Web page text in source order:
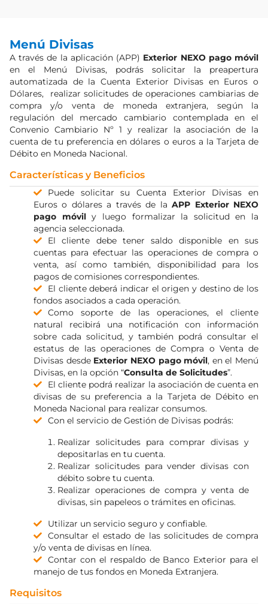
Menú Divisas
A través de la aplicación (APP) Exterior NEXO pago móvil
en el Menú Divisas, podrás solicitar la preapertura
automatizada de la Cuenta Exterior Divisas en Euros o
Dólares, realizar solicitudes de operaciones cambiarias de
compra y/o venta de moneda extranjera, según la
regulación del mercado cambiario contemplada en el
Convenio Cambiario Nº 1 y realizar la asociación de la
cuenta de tu preferencia en dólares o euros a la Tarjeta de
Débito en Moneda Nacional.
Características y Beneficios
Puede solicitar su Cuenta Exterior Divisas en
Euros o dólares a través de laAPP Exterior NEXO
pago móvily luego formalizar la solicitud en la
agencia seleccionada.
El cliente debe tener saldo disponible en sus
cuentas para efectuar las operaciones de compra o
venta, así como también, disponibilidad para los
pagos de comisiones correspondientes.
El cliente deberá indicar el origen y destino de los
fondos asociados a cada operación.
Como soporte de las operaciones, el cliente
natural recibirá una notificación con información
sobre cada solicitud, y también podrá consultar el
estatus de las operaciones de Compra o Venta de
Divisas desde Exterior NEXO pago móvil, en el Menú
Divisas, en la opción “Consulta de Solicitudes”.
El cliente podrá realizar la asociación de cuenta en
divisas de su preferencia a la Tarjeta de Débito en
Moneda Nacional para realizar consumos.
Con el servicio de Gestión de Divisas podrás:
Realizar solicitudes para comprar divisas y
depositarlas en tu cuenta.
Realizar solicitudes para vender divisas con
débito sobre tu cuenta.
Realizar operaciones de compra y venta de
divisas, sin papeleos o trámites en oficinas.
Utilizar un servicio seguro y confiable.
Consultar el estado de las solicitudes de compra
y/o venta de divisas en línea.
Contar con el respaldo de Banco Exterior para el
manejo de tus fondos en Moneda Extranjera.
Requisitos